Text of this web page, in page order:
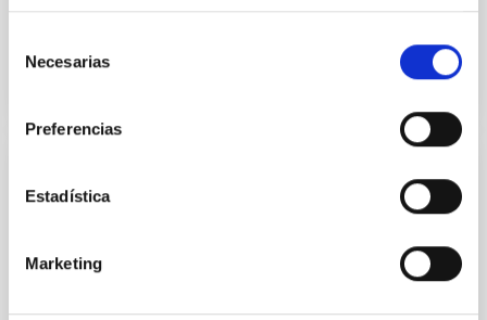
Necesarias
Preferencias
Estadística
Marketing
Fecha de publicación 11/11/2025 - 14:55:24
Training School on Astro–AI and Machine